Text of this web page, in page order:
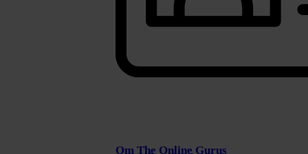
Om The Online Gurus